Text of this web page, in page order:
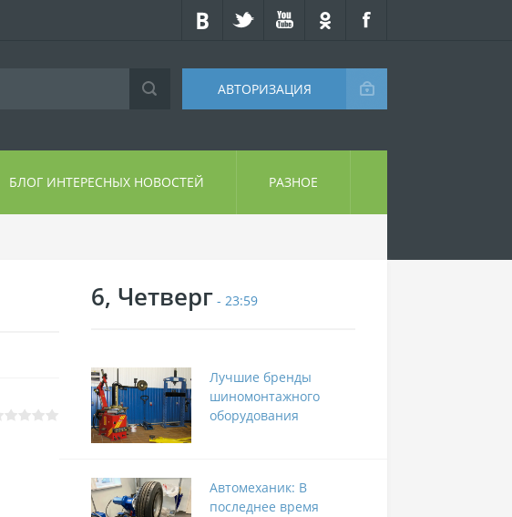
АВТОРИЗАЦИЯ
БЛОГ ИНТЕРЕСНЫХ НОВОСТЕЙ РАЗНОЕ
6, Четверг - 23:59
Лучшие бренды
шиномонтажного
оборудования
Автомеханик: В
последнее время